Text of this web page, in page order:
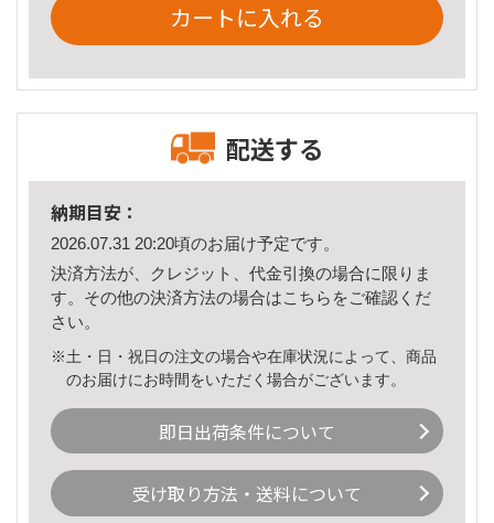
カートに入れる
配送する
納期目安：
2026.07.31 20:20頃のお届け予定です。
決済方法が、クレジット、代金引換の場合に限りま
す。その他の決済方法の場合はこちら をご確認くだ
さい。
※土・日・祝日の注文の場合や在庫状況によって、商品
のお届けにお時間をいただく場合がございます。
即日出荷条件について
受け取り方法・送料について